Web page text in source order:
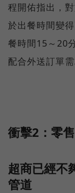
程開佑指出，
於出餐時間變
餐時間15～20
配合外送訂單
衝擊2：零售
超商已經不
管道